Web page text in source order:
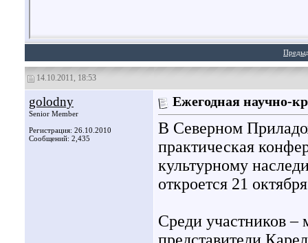
14.10.2011, 18:53
golodny
Senior Member
Регистрация: 26.10.2010
Сообщений: 2,435
Ежегодная научно-
В Северном
практическая
культурному
откроется 21
Среди участников –